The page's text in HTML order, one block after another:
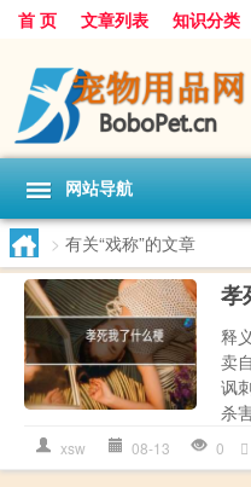
首 页 文章列表 知识分类
网站导航
> 有关“戏称”的文章
孝
释
卖
讽
杀
xsw 08-13 0